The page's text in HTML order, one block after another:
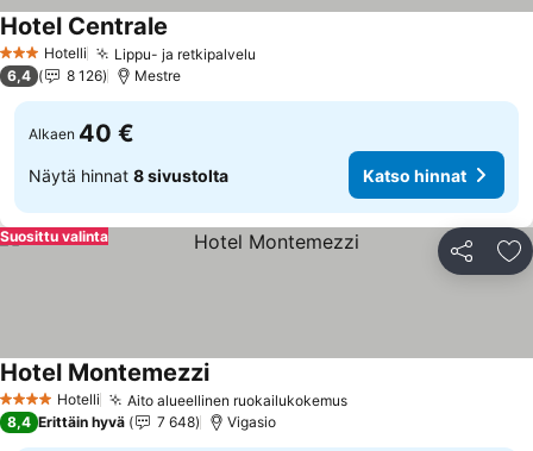
3 Tähtiluokitus
Hotelli Lippu- ja retkipalvelu
Hotel Centrale
6,4 8 126 Mestre
Alkaen 40 €
Näytä hinnat 8 sivustolta Katso hinnat
Jaa
Suosittu valinta
4 Tähtiluokitus
Hotelli Aito alueellinen ruokailukokemusKatso hinnat
Hotel MontemezziKatso hinnat
8,4 Erittäin hyvä 7 648 Vigasio